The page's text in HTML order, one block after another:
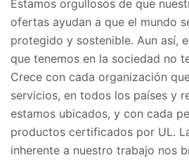
Estamos orgullosos de que
ofertas ayudan a que el mundo
protegido y sostenible. Aun así,
que tenemos en la sociedad no
Crece con cada organización
servicios, en todos los países y
estamos ubicados, y con cada
productos certificados por UL.
inherente a nuestro trabajo nos